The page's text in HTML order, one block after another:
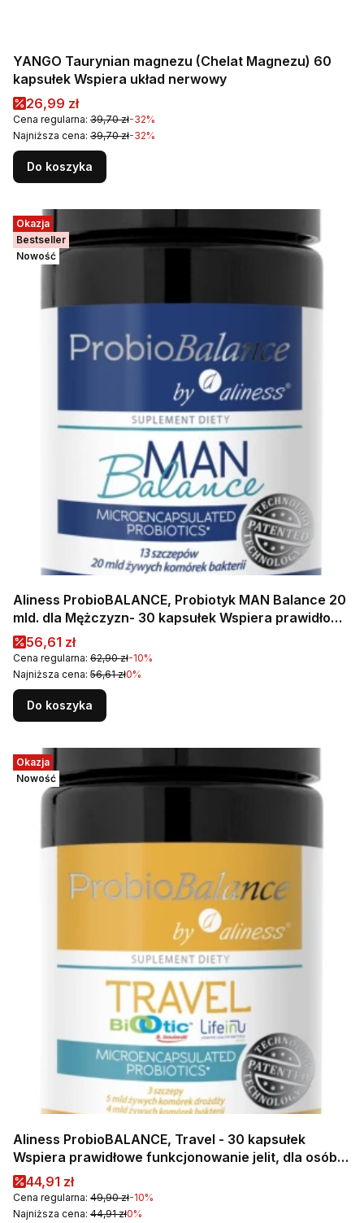
YANGO Taurynian magnezu (Chelat Magnezu) 60
kapsułek Wspiera układ nerwowy
Cena promocyjna
26,99 zł
Cena regularna: 39,70 zł-32%
Najniższa cena: 39,70 zł-32%
Do koszyka
Okazja
Bestseller
Nowość
Aliness ProbioBALANCE, Probiotyk MAN Balance 20
mld. dla Mężczyzn- 30 kapsułek Wspiera prawidłowe
funkcjonowanie jelit oraz ogólną kondycję
organizmu
Cena promocyjna
56,61 zł
Cena regularna: 62,90 zł-10%
Najniższa cena: 56,61 zł0%
Do koszyka
Okazja
Nowość
Aliness ProbioBALANCE, Travel - 30 kapsułek
Wspiera prawidłowe funkcjonowanie jelit, dla osób
podróżujących
Cena promocyjna
44,91 zł
Cena regularna: 49,90 zł-10%
Najniższa cena: 44,91 zł0%